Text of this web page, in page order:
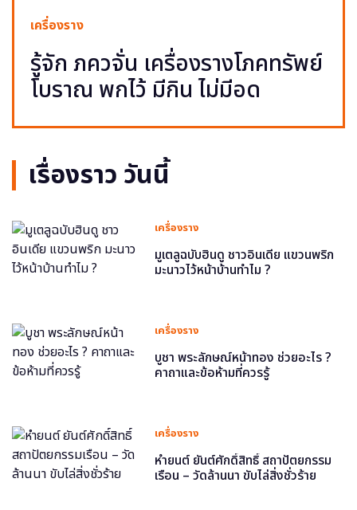
เครื่องราง
รู้จัก ภควจั่น เครื่องรางโภคทรัพย์
โบราณ พกไว้ มีกิน ไม่มีอด
เรื่องราว วันนี้
เครื่องราง
มูเตลูฉบับฮินดู ชาวอินเดีย แขวนพริก
มะนาวไว้หน้าบ้านทำไม ?
เครื่องราง
บูชา พระลักษณ์หน้าทอง ช่วยอะไร ?
คาถาและข้อห้ามที่ควรรู้
เครื่องราง
หำยนต์ ยันต์ศักดิ์สิทธิ์ สถาปัตยกรรม
เรือน – วัดล้านนา ขับไล่สิ่งชั่วร้าย